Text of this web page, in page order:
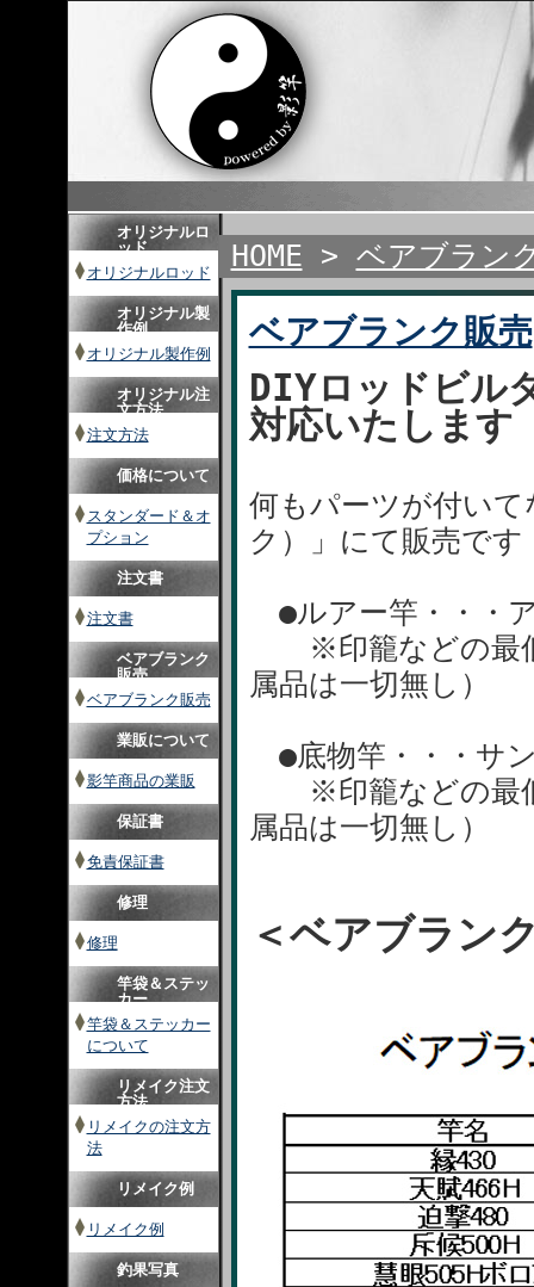
オリジナルロ
ッド
オリジナルロッド
オリジナル製
作例
オリジナル製作例
オリジナル注
文方法
注文方法
価格について
スタンダード＆オ
プション
注文書
注文書
ベアブランク
販売
ベアブランク販売
業販について
影竿商品の業販
保証書
免責保証書
修理
修理
竿袋＆ステッ
カー
竿袋＆ステッカー
について
リメイク注文
方法
リメイクの注文方
法
リメイク例
リメイク例
釣果写真
HOME > ベアブラン
ベアブランク販売
DIYロッドビル
対応いたします
何もパーツが付い
ク）」にて販売です
●ルアー竿・・・
※印籠などの最低
属品は一切無し）
●底物竿・・・サ
※印籠などの最低
属品は一切無し）
＜ベアブラン